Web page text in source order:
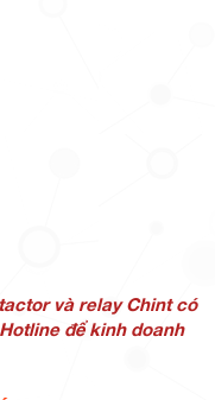
và relay Chint có
để kinh doanh